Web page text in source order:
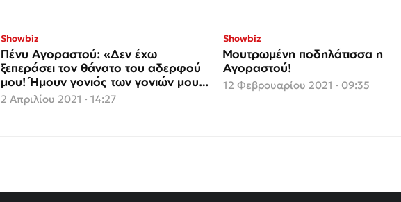
Showbiz
Πένυ Αγοραστού: «Δεν έxω
ξεπεράσει τον θάνατο του αδερφού
μου! Ήμουν γονιός των γονιών μου»
(video)
2 Απριλίου 2021 · 14:27
Showbiz
Μουτρωμένη ποδηλάτισσα η
Αγοραστού!
12 Φεβρουαρίου 2021 · 09:35